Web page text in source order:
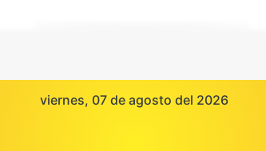
viernes, 07 de agosto del 2026